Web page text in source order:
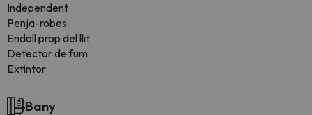
Independent
Penja-robes
Endoll prop del llit
Detector de fum
Extintor
Bany